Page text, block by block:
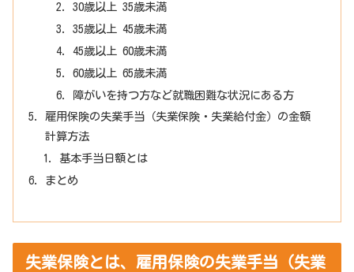
30歳以上 35歳未満
35歳以上 45歳未満
45歳以上 60歳未満
60歳以上 65歳未満
障がいを持つ方など就職困難な状況にある方
雇用保険の失業手当（失業保険・失業給付金）の金額
計算方法
基本手当日額とは
まとめ
失業保険とは、雇用保険の失業手当（失業